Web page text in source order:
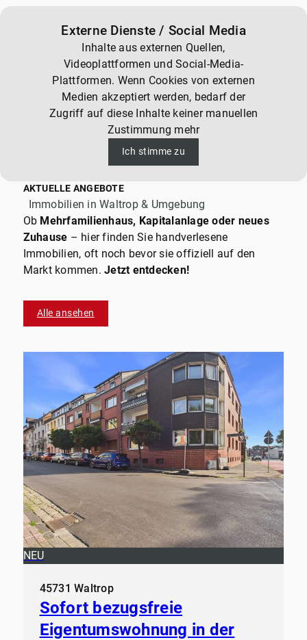
Externe Dienste / Social Media
Inhalte aus externen Quellen,
Videoplattformen und Social-Media-
Plattformen. Wenn Cookies von externen
Medien akzeptiert werden, bedarf der
Zugriff auf diese Inhalte keiner manuellen
Zustimmung mehr
Ich stimme zu
AKTUELLE ANGEBOTE
Immobilien in Waltrop & Umgebung
Ob Mehrfamilienhaus, Kapitalanlage oder neues
Zuhause – hier finden Sie handverlesene
Immobilien, oft noch bevor sie offiziell auf den
Markt kommen.Jetzt entdecken!
Alle ansehen
NEU
45731 Waltrop
Sofort bezugsfreie
Eigentumswohnung in der